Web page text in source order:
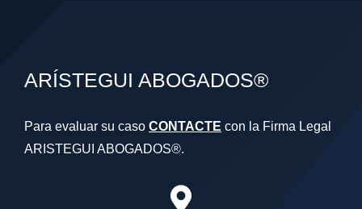
ARÍSTEGUI ABOGADOS®
Para evaluar su caso CONTACTE con la Firma Legal
ARISTEGUI ABOGADOS®.